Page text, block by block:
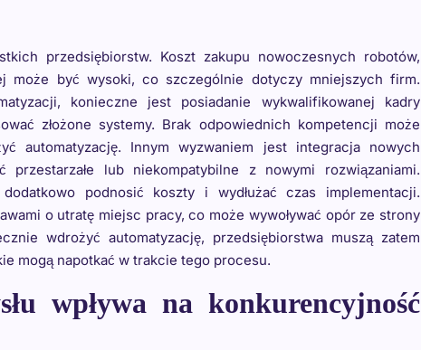
przedsiębiorstw. Koszt zakupu nowoczesnych robotów,
może być wysoki, co szczególnie dotyczy mniejszych firm.
konieczne jest posiadanie wykwalifikowanej kadry
złożone systemy. Brak odpowiednich kompetencji może
automatyzację. Innym wyzwaniem jest integracja nowych
lub niekompatybilne z nowymi rozwiązaniami.
podnosić koszty i wydłużać czas implementacji.
o utratę miejsc pracy, co może wywoływać opór ze strony
wdrożyć automatyzację, przedsiębiorstwa muszą zatem
mogą napotkać w trakcie tego procesu.
wpływa na konkurencyjność